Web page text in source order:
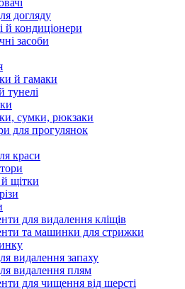
догляду
кондиціонери
засоби
й гамаки
тунелі
сумки, рюкзаки
для прогулянок
краси
й щітки
для видалення кліщів
та машинки для стрижки
видалення запаху
видалення плям
для чищення від шерсті